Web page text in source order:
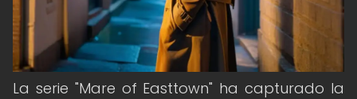
La serie "Mare of Easttown" ha capturado la